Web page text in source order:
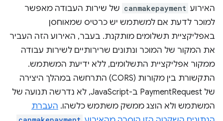
האירוע canmakepayment של שירות העבודה מאפשר
למוכר לדעת אם למשתמש יש כרטיס שמאוחסן
באפליקציית תשלומים מותקנת. בעבר, האירוע הזה העביר
את המקור של המוכר ונתונים שרירותיים לשירות עבודה
ממקור אפליקציית התשלומים, ללא ידיעת המשתמש.
התקשורת בין מקורות (CORS) התרחשה במהלך היצירה
של PaymentRequest ב-JavaScript, לא נדרשה תנועה של
המשתמש ולא הוצג ממשק משתמש כלשהו. העברת